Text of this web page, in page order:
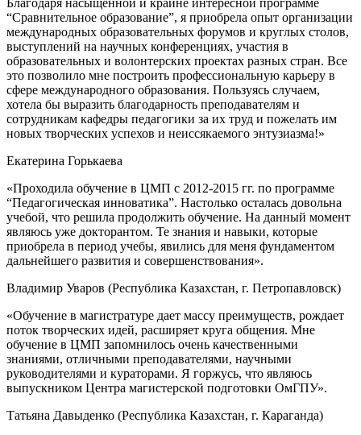
Благодаря насыщенной и крайне интересной программе
“Сравнительное образование”, я приобрела опыт организации
международных образовательных форумов и круглых столов,
выступлений на научных конференциях, участия в
образовательных и волонтерских проектах разных стран. Все
это позволило мне построить профессиональную карьеру в
сфере международного образования. Пользуясь случаем,
хотела бы выразить благодарность преподавателям и
сотрудникам кафедры педагогики за их труд и пожелать им
новых творческих успехов и неиссякаемого энтузиазма!»
Екатерина Горькаева
«Проходила обучение в ЦМП с 2012-2015 гг. по программе
“Педагогическая инноватика”. Настолько осталась довольна
учебой, что решила продолжить обучение. На данный момент
являюсь уже докторантом. Те знания и навыки, которые
приобрела в период учебы, явились для меня фундаментом
дальнейшего развития и совершенствования».
Владимир Уваров (Республика Казахстан, г. Петропавловск)
«Обучение в магистратуре дает массу преимуществ, рождает
поток творческих идей, расширяет круга общения. Мне
обучение в ЦМП запомнилось очень качественными
знаниями, отличными преподавателями, научными
руководителями и кураторами. Я горжусь, что являюсь
выпускником Центра магистерской подготовки ОмГПУ».
Татьяна Давыденко (Республика Казахстан, г. Караганда)